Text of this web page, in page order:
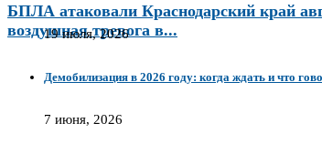
БПЛА атаковали Краснодарский край
воздушная тревога в...
19 июля, 2026
Демобилизация в 2026 году: когда ждать и что
7 июня, 2026